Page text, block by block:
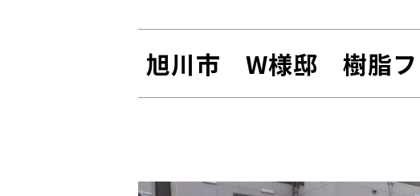
旭川市 W様邸 樹脂フ